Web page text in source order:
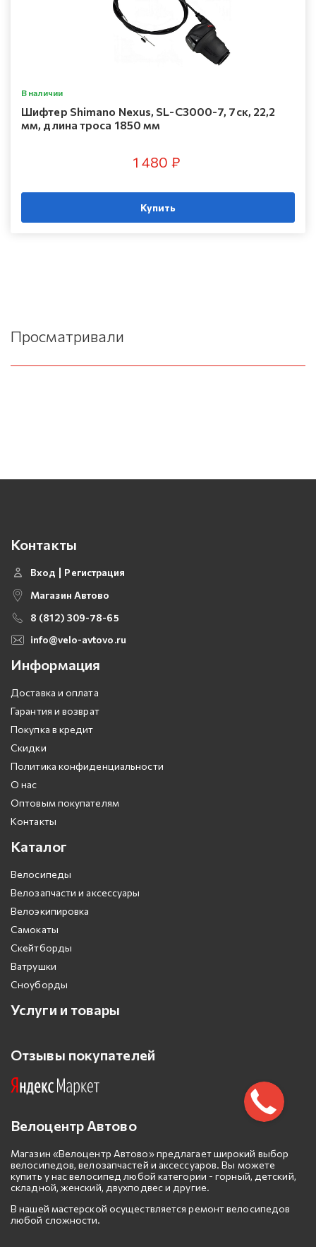
В наличии
Шифтер Shimano Nexus, SL-C3000-7, 7ск, 22,2
мм, длина троса 1850 мм
1 480 ₽
Купить
Просматривали
Контакты
Вход
Регистрация
Магазин Автово
8 (812) 309-78-65
info@velo-avtovo.ru
Информация
Доставка и оплата
Гарантия и возврат
Покупка в кредит
Скидки
Политика конфиденциальности
О нас
Оптовым покупателям
Контакты
Каталог
Велосипеды
Велозапчасти и аксессуары
Велоэкипировка
Самокаты
Скейтборды
Ватрушки
Сноуборды
Услуги и товары
Отзывы покупателей
Велоцентр Автово
Магазин «Велоцентр Автово» предлагает широкий выбор
велосипедов, велозапчастей и аксессуаров. Вы можете
купить у нас велосипед любой категории - горный, детский,
складной, женский, двухподвес и другие.
В нашей мастерской осуществляется ремонт велосипедов
любой сложности.